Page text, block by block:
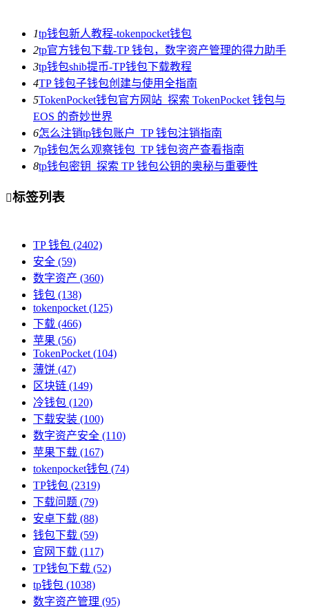
1tp钱包新人教程-tokenpocket钱包
2tp官方钱包下载-TP 钱包，数字资产管理的得力助手
3tp钱包shib提币-TP钱包下载教程
4TP 钱包子钱包创建与使用全指南
5TokenPocket钱包官方网站_探索 TokenPocket 钱包与
EOS 的奇妙世界
6怎么注销tp钱包账户_TP 钱包注销指南
7tp钱包怎么观察钱包_TP 钱包资产查看指南
8tp钱包密钥_探索 TP 钱包公钥的奥秘与重要性
标签列表
TP 钱包 (2402)
安全 (59)
数字资产 (360)
钱包 (138)
tokenpocket (125)
下载 (466)
苹果 (56)
TokenPocket (104)
薄饼 (47)
区块链 (149)
冷钱包 (120)
下载安装 (100)
数字资产安全 (110)
苹果下载 (167)
tokenpocket钱包 (74)
TP钱包 (2319)
下载问题 (79)
安卓下载 (88)
钱包下载 (59)
官网下载 (117)
TP钱包下载 (52)
tp钱包 (1038)
数字资产管理 (95)